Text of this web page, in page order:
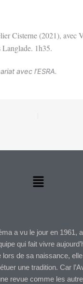
Cisterne (2021), avec
1h35.
avec l’ESRA.
Menu
a vu le jour en 1961,
qui fait vivre
lors de sa naissance,
une tradition. Car
revue comme les